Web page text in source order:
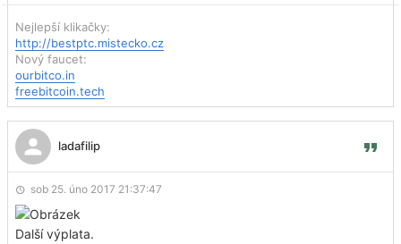
Nejlepší klikačky:
http://bestptc.mistecko.cz
Nový faucet:
ourbitco.in
freebitcoin.tech
ladafilip
sob 25. úno 2017 21:37:47
Další výplata.